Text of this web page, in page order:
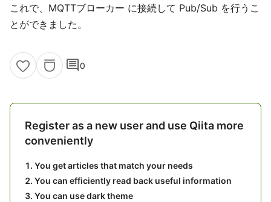
これで、MQTTブローカー に接続して Pub/Sub を行うこ
とができました。
comment0
Register as a new user and use Qiita more
conveniently
You get articles that match your needs
You can efficiently read back useful information
You can use dark theme